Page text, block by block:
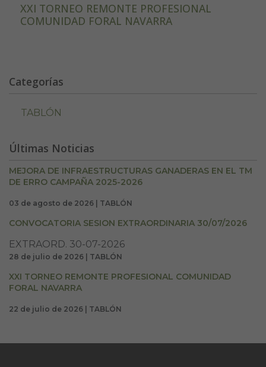
XXI TORNEO REMONTE PROFESIONAL
COMUNIDAD FORAL NAVARRA
Categorías
TABLÓN
Últimas Noticias
MEJORA DE INFRAESTRUCTURAS GANADERAS EN EL TM
DE ERRO CAMPAÑA 2025-2026
03 de agosto de 2026 | TABLÓN
CONVOCATORIA SESION EXTRAORDINARIA 30/07/2026
EXTRAORD. 30-07-2026
28 de julio de 2026 | TABLÓN
XXI TORNEO REMONTE PROFESIONAL COMUNIDAD
FORAL NAVARRA
22 de julio de 2026 | TABLÓN